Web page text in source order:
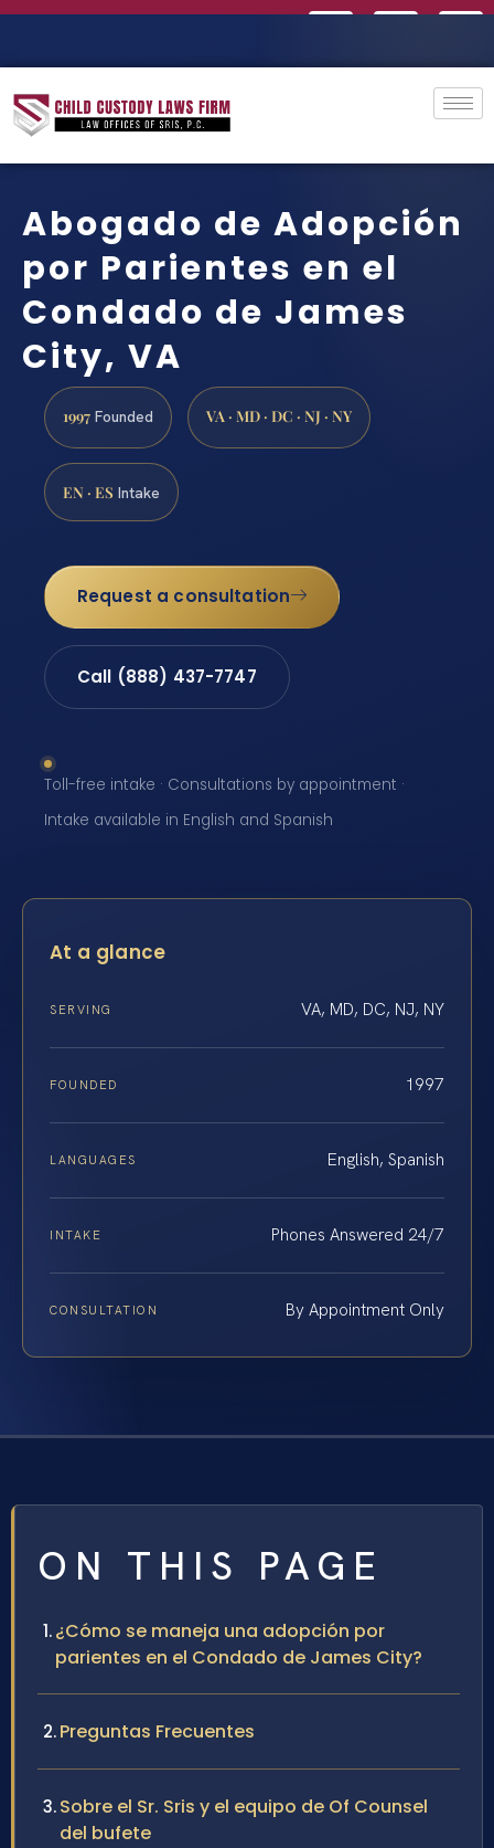
Abogado de Adopción
por Parientes en el
Condado de James
City, VA
1997 Founded VA · MD · DC · NJ · NY
EN · ES Intake
Request a consultation
Call (888) 437-7747
Toll-free intake · Consultations by appointment ·
Intake available in English and Spanish
At a glance
SERVING VA, MD, DC, NJ, NY
FOUNDED 1997
LANGUAGES English, Spanish
INTAKE Phones Answered 24/7
CONSULTATION By Appointment Only
ON THIS PAGE
¿Cómo se maneja una adopción por
parientes en el Condado de James City?
Preguntas Frecuentes
Sobre el Sr. Sris y el equipo de Of Counsel
del bufete